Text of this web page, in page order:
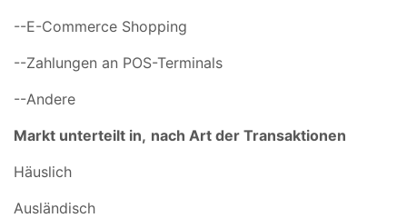
--E-Commerce Shopping
--Zahlungen an POS-Terminals
--Andere
Markt unterteilt in, nach Art der Transaktionen
Häuslich
Ausländisch